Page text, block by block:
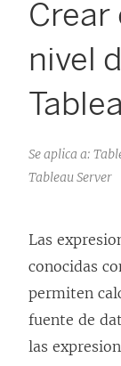
Crear
nivel
Se aplica a:
Tableau Server
Las
conocidas
permiten
fuente de
las